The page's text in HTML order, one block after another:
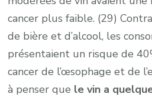
cancer plus faible. (29)
de bière et d’alcool, les
présentaient un risque de
cancer de l’œsophage et de
à penser que le vin a